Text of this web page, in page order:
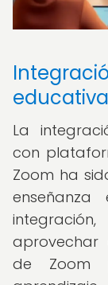
La
con
Zoom ha
aprovechar
de Zoom